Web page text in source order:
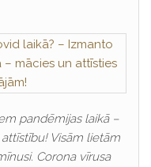
pandēmijas laikā –
Visām lietām
Corona vīrusa